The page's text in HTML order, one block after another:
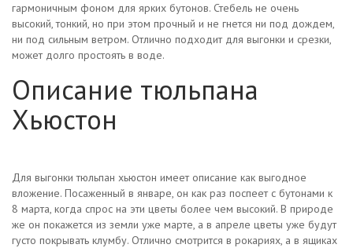
гармоничным фоном для ярких бутонов. Стебель не очень
высокий, тонкий, но при этом прочный и не гнется ни под дождем,
ни под сильным ветром. Отлично подходит для выгонки и срезки,
может долго простоять в воде.
Описание тюльпана
Хьюстон
Для выгонки тюльпан хьюстон имеет описание как выгодное
вложение. Посаженный в январе, он как раз поспеет с бутонами к
8 марта, когда спрос на эти цветы более чем высокий. В природе
же он покажется из земли уже марте, а в апреле цветы уже будут
густо покрывать клумбу. Отлично смотрится в рокариях, а в ящиках